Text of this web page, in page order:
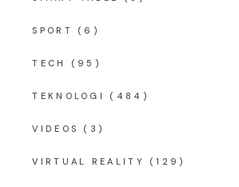
SPORT (6)
TECH (95)
TEKNOLOGI (484)
VIDEOS (3)
VIRTUAL REALITY (129)